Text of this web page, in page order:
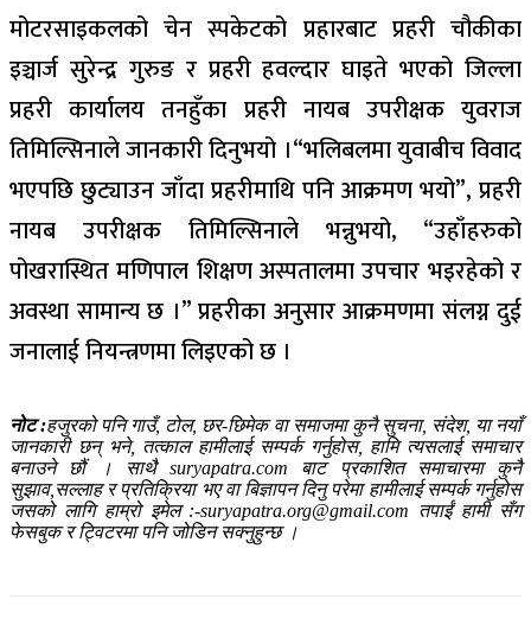
मोटरसाइकलको चेन स्पकेटको प्रहारबाट प्रहरी चौकीका
इञ्चार्ज सुरेन्द्र गुरुङ र प्रहरी हवल्दार घाइते भएको जिल्ला
प्रहरी कार्यालय तनहुँका प्रहरी नायब उपरीक्षक युवराज
तिमिल्सिनाले जानकारी दिनुभयो ।“भलिबलमा युवाबीच विवाद
भएपछि छुट्याउन जाँदा प्रहरीमाथि पनि आक्रमण भयो”, प्रहरी
नायब उपरीक्षक तिमिल्सिनाले भन्नुभयो, “उहाँहरुको
पोखरास्थित मणिपाल शिक्षण अस्पतालमा उपचार भइरहेको र
अवस्था सामान्य छ ।” प्रहरीका अनुसार आक्रमणमा संलग्न दुई
जनालाई नियन्त्रणमा लिइएको छ ।
नोट :हजुरको पनि गाउँ, टोल, छर-छिमेक वा समाजमा कुनै सुचना, संदेश, या नयाँ
जानकारी छन् भने, तत्काल हामीलाई सम्पर्क गर्नुहोस, हामि त्यसलाई समाचार
बनाउने छौं । साथै suryapatra.com बाट प्रकाशित समाचारमा कुनै
सुझाव,सल्लाह र प्रतिक्रिया भए वा बिज्ञापन दिनु परेमा हामीलाई सम्पर्क गर्नुहोस
जसको लागि हाम्रो इमेल :-suryapatra.org@gmail.com तपाईं हामी सँग
फेसबुक र ट्विटरमा पनि जोडिन सक्नुहुन्छ ।